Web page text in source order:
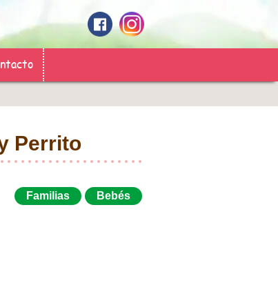
Perrito
Familias Bebés